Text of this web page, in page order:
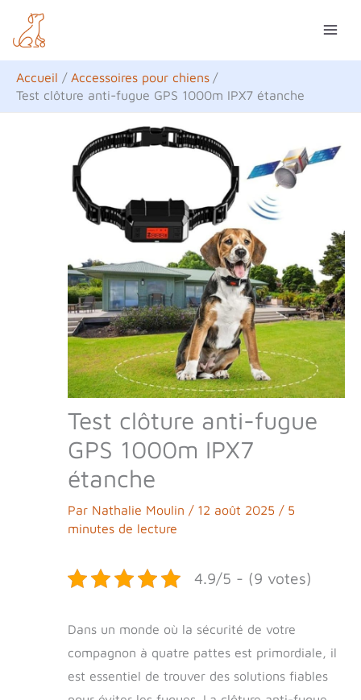
contenu
Accueil
Accessoires pour chiens
Test clôture anti-fugue GPS 1000m IPX7 étanche
Test clôture anti-fugue
GPS 1000m IPX7
étanche
Par Nathalie Moulin / 12 août 2025 / 5
minutes de lecture
4.9/5 - (9 votes)
Dans un monde où la sécurité de votre
compagnon à quatre pattes est primordiale, il
est essentiel de trouver des solutions fiables
e
c
h
e